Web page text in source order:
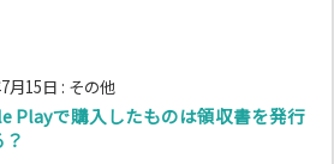
月15日 : その他
Playで購入したものは領収書を発行